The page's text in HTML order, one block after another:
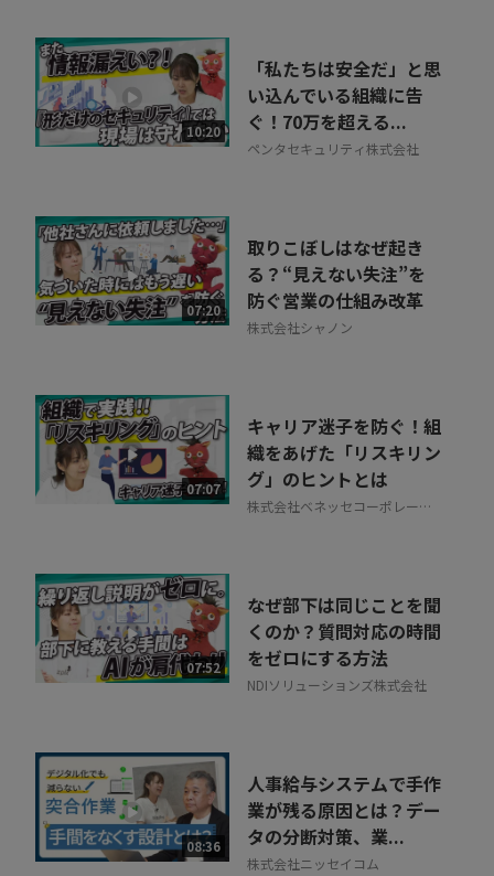
10:20
「私たちは安全だ」と思
い込んでいる組織に告
ぐ！70万を超える...
ペンタセキュリティ株式会社
07:20
取りこぼしはなぜ起き
る？“見えない失注”を
防ぐ営業の仕組み改革
株式会社シャノン
07:07
キャリア迷子を防ぐ！組
織をあげた「リスキリン
グ」のヒントとは
株式会社ベネッセコーポレーシ
07:52
なぜ部下は同じことを聞
くのか？質問対応の時間
をゼロにする方法
NDIソリューションズ株式会社
08:36
人事給与システムで手作
業が残る原因とは？デー
タの分断対策、業...
株式会社ニッセイコム